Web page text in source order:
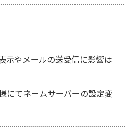
示やメールの送受信に影響は
にてネームサーバーの設定変